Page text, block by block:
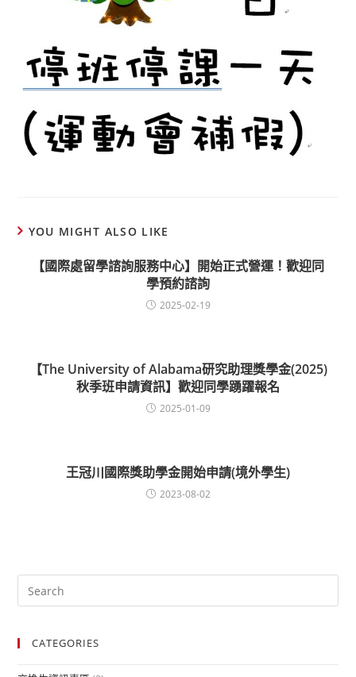
YOU MIGHT ALSO LIKE
【國際處留學諮詢服務中心】開始正式營運！歡迎同
學預約諮詢
2025-02-19
【The University of Alabama研究助理獎學金(2025)
秋季班申請資訊】歡迎同學踴躍報名
2025-01-09
王冠川國際獎助學金開始申請(境外學生)
2023-08-02
CATEGORIES